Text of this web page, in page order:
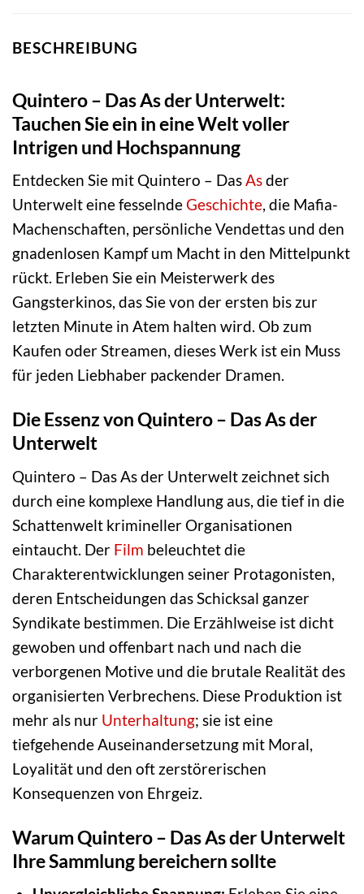
BESCHREIBUNG
Quintero – Das As der Unterwelt:
Tauchen Sie ein in eine Welt voller
Intrigen und Hochspannung
Entdecken Sie mit Quintero – DasAsder
Unterwelt eine fesselndeGeschichte, die Mafia-
Machenschaften, persönliche Vendettas und den
gnadenlosen Kampf um Macht in den Mittelpunkt
rückt. Erleben Sie ein Meisterwerk des
Gangsterkinos, das Sie von der ersten bis zur
letzten Minute in Atem halten wird. Ob zum
Kaufen oder Streamen, dieses Werk ist ein Muss
für jeden Liebhaber packender Dramen.
Die Essenz von Quintero – Das As der
Unterwelt
Quintero – Das As der Unterwelt zeichnet sich
durch eine komplexe Handlung aus, die tief in die
Schattenwelt krimineller Organisationen
eintaucht. Der Film beleuchtet die
Charakterentwicklungen seiner Protagonisten,
deren Entscheidungen das Schicksal ganzer
Syndikate bestimmen. Die Erzählweise ist dicht
gewoben und offenbart nach und nach die
verborgenen Motive und die brutale Realität des
organisierten Verbrechens. Diese Produktion ist
mehr als nur Unterhaltung; sie ist eine
tiefgehende Auseinandersetzung mit Moral,
Loyalität und den oft zerstörerischen
Konsequenzen von Ehrgeiz.
Warum Quintero – Das As der Unterwelt
Ihre Sammlung bereichern sollte